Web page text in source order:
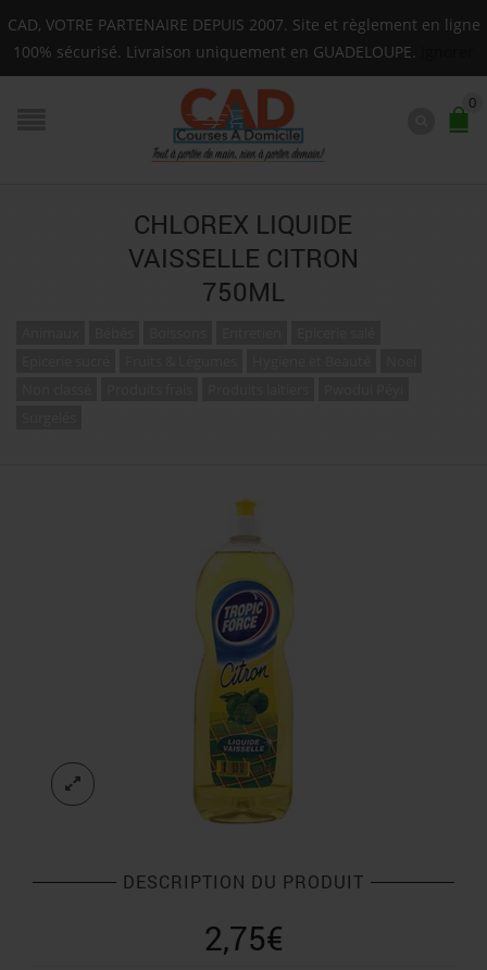
Livraison sur toute la Guadeloupe : Mardi, Jeudi,
0
CHLOREX LIQUIDE
VAISSELLE CITRON
750ML
DESCRIPTION DU PRODUIT
2,75€
CAD, VOTRE PARTENAIRE DEPUIS 2007. Site et règlement en ligne
100% sécurisé. Livraison uniquement en GUADELOUPE.